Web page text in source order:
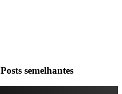
Posts semelhantes